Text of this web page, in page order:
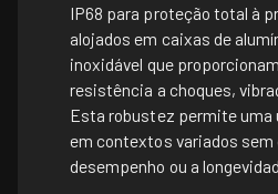
IP68 para proteção total à
alojados em caixas de
inoxidável que
resistência a choques,
Esta robustez permite
em contextos variados
desempenho ou a